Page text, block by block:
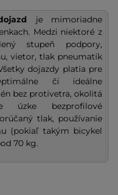
je mimoriadne
Medzi niektoré z
stupeň podpory,
vietor, tlak pneumatík
dojazdy platia pre
či ideálne
bez protivetra, okolitá
úzke bezprofilové
tlak, používanie
(pokiaľ takým bicykel
70 kg.